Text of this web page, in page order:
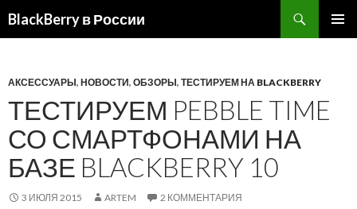
BlackBerry в России
АКСЕССУАРЫ, НОВОСТИ, ОБЗОРЫ, ТЕСТИРУЕМ НА BLACKBERRY
ТЕСТИРУЕМ PEBBLE TIME
СО СМАРТФОНАМИ НА
БАЗЕ BLACKBERRY 10
3 ИЮЛЯ 2015 ARTEM 2 КОММЕНТАРИЯ